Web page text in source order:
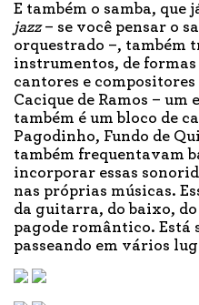
E também o samba,
jazz– se você pensar o
orquestrado –, também
instrumentos, de
cantores e
Cacique de Ramos – um
também é um bloco de
Pagodinho, Fundo de
também frequentavam
incorporar essas
nas próprias músicas.
da guitarra, do baixo,
pagode romântico. Está
passeando em vários